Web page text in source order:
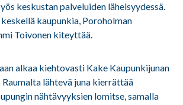
keskustan palveluiden läheisyydessä.
kaupunkia, Poroholman
Toivonen kiteyttää.
alkaa kiehtovasti Kake Kaupunkijunan
lähtevä juna kierrättää
nähtävyyksien lomitse, samalla